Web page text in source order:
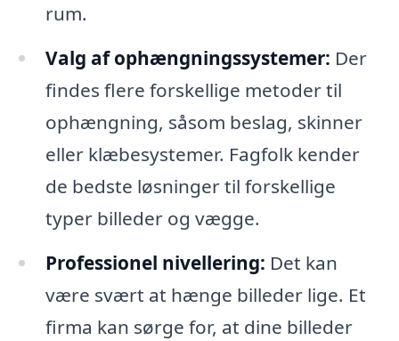
rum.
Valg af ophængningssystemer: Der
findes flere forskellige metoder til
ophængning, såsom beslag, skinner
eller klæbesystemer. Fagfolk kender
de bedste løsninger til forskellige
typer billeder og vægge.
Professionel nivellering: Det kan
være svært at hænge billeder lige. Et
firma kan sørge for, at dine billeder